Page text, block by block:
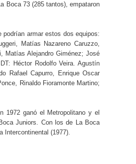
Boca 73 (285 tantos), empataron
armar estos dos equipos:
Matías Nazareno Caruzzo,
Matías Alejandro Giménez; José
Héctor Rodolfo Veira. Agustín
Rafael Capurro, Enrique Oscar
Rinaldo Fioramonte Martino;
1972 ganó el Metropolitano y el
Juniors. Con los de La Boca
Intercontinental (1977).